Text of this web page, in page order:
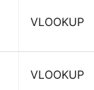
VLOOKUP
VLOOKUP